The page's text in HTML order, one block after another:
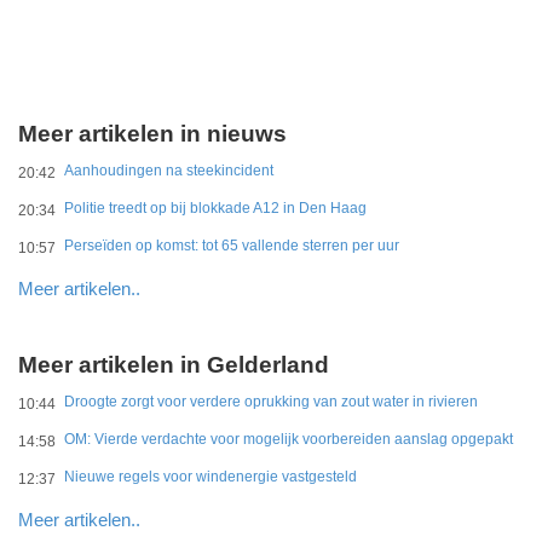
Meer artikelen in nieuws
20:42 Aanhoudingen na steekincident
20:34 Politie treedt op bij blokkade A12 in Den Haag
10:57 Perseïden op komst: tot 65 vallende sterren per uur
Meer artikelen..
Meer artikelen in Gelderland
10:44 Droogte zorgt voor verdere oprukking van zout water in rivieren
14:58 OM: Vierde verdachte voor mogelijk voorbereiden aanslag opgepakt
12:37 Nieuwe regels voor windenergie vastgesteld
Meer artikelen..